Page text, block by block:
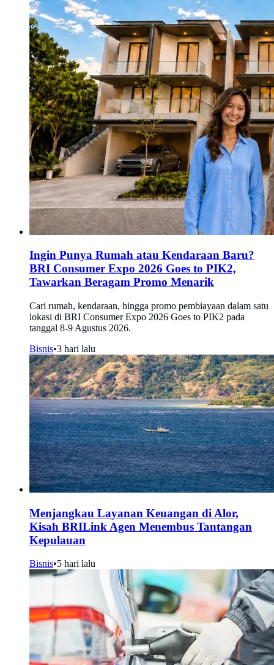
Ingin Punya Rumah atau Kendaraan Baru?
BRI Consumer Expo 2026 Goes to PIK2,
Tawarkan Beragam Promo Menarik
Cari rumah, kendaraan, hingga promo pembiayaan dalam satu
lokasi di BRI Consumer Expo 2026 Goes to PIK2 pada
tanggal 8-9 Agustus 2026.
Bisnis•3 hari lalu
Menjangkau Layanan Keuangan di Alor,
Kisah BRILink Agen Menembus Tantangan
Kepulauan
Bisnis•5 hari lalu